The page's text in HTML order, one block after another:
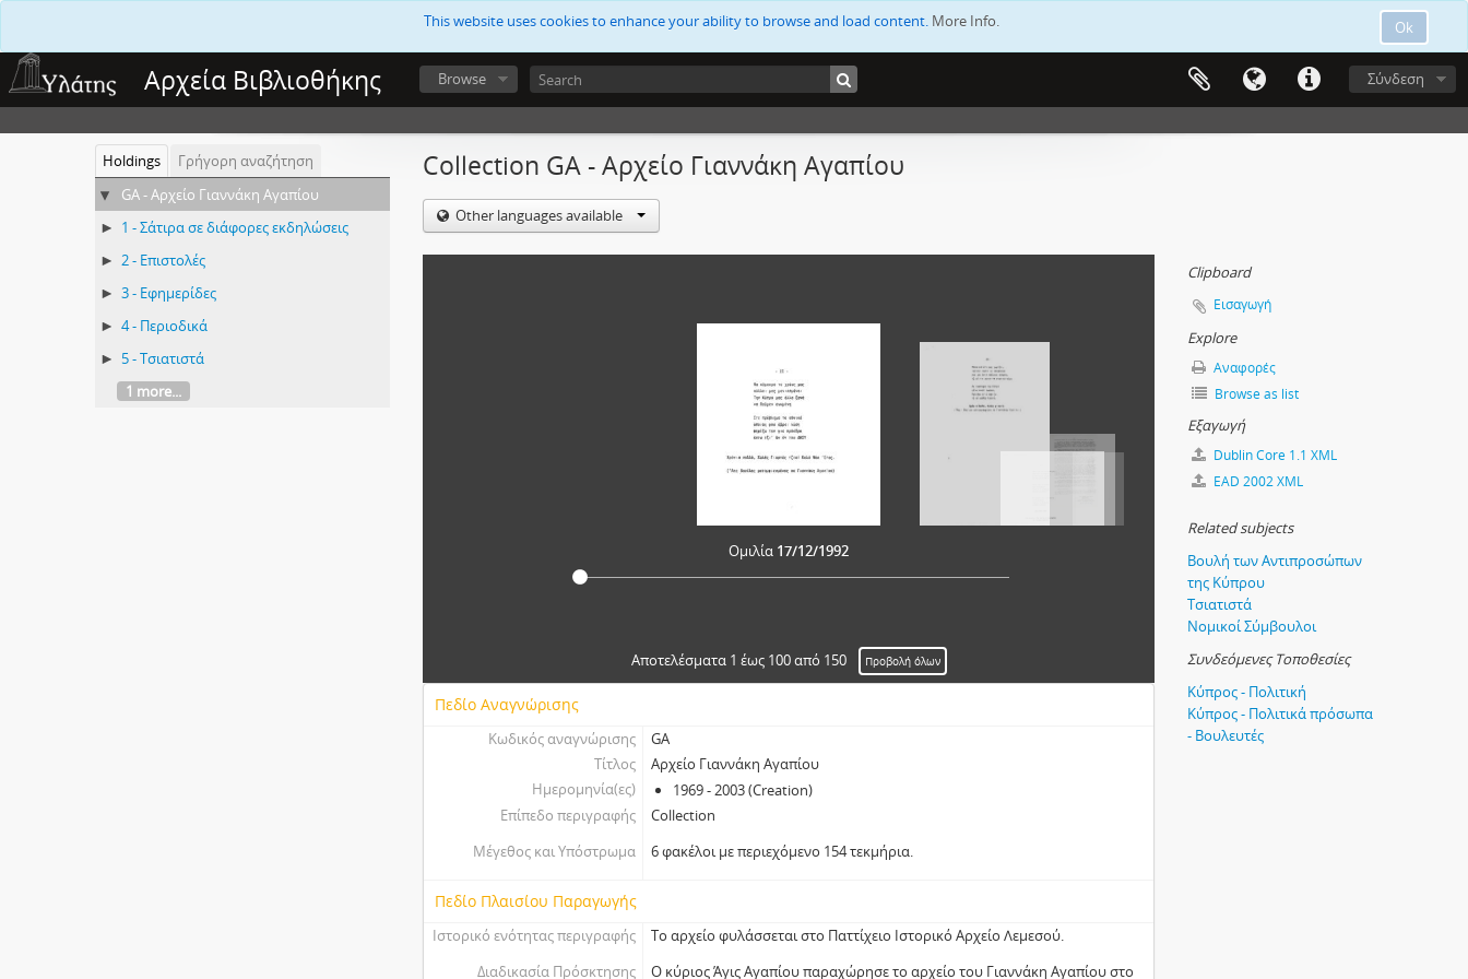
Ok
This website uses cookies to enhance your ability to browse and load content. More Info.
Αρχεία Βιβλιοθήκης Σύνδεση
Browse
Holdings
Γρήγορη αναζήτηση
GA - Αρχείο Γιαννάκη Αγαπίου
1 - Σάτιρα σε διάφορες εκδηλώσεις
2 - Επιστολές
3 - Εφημερίδες
4 - Περιοδικά
5 - Τσιατιστά
1 more...
Collection GA - Αρχείο Γιαννάκη Αγαπίου
Other languages available
Ομιλία 17/12/1992
Αποτελέσματα 1 έως 100 από 150 Προβολή όλων
Πεδίο Αναγνώρισης
Κωδικός αναγνώρισης
GA
Τίτλος
Αρχείο Γιαννάκη Αγαπίου
Ημερομηνία(ες)
1969 - 2003 (Creation)
Επίπεδο περιγραφής
Collection
Μέγεθος και Υπόστρωμα
6 φακέλοι με περιεχόμενο 154 τεκμήρια.
Πεδίο Πλαισίου Παραγωγής
Ιστορικό ενότητας περιγραφής
Το αρχείο φυλάσσεται στο Παττίχειο Ιστορικό Αρχείο Λεμεσού.
Διαδικασία Πρόσκτησης
Ο κύριος Άγις Αγαπίου παραχώρησε το αρχείο του Γιαννάκη Αγαπίου στο
Clipboard
Εισαγωγή
Explore
Αναφορές
Browse as list
Εξαγωγή
Dublin Core 1.1 XML
EAD 2002 XML
Related subjects
Βουλή των Αντιπροσώπων
της Κύπρου
Τσιατιστά
Νομικοί Σύμβουλοι
Συνδεόμενες Τοποθεσίες
Κύπρος - Πολιτική
Κύπρος - Πολιτικά πρόσωπα
- Βουλευτές